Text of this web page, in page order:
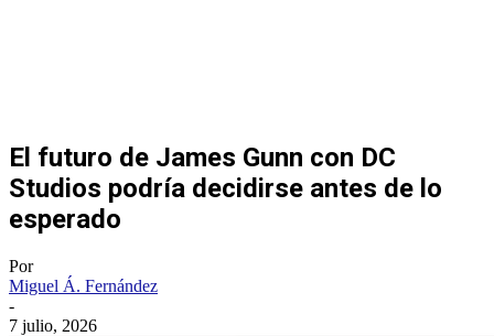
El futuro de James Gunn con DC
Studios podría decidirse antes de lo
esperado
Por
Miguel Á. Fernández
-
7 julio, 2026